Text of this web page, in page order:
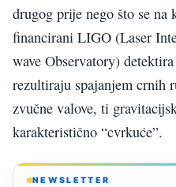
drugog prije nego što se na
financirani LIGO (Laser
wave Observatory)
rezultiraju spajanjem crnih
zvučne valove, ti
karakteristično “cvrkuće”.
NEWSLETTER